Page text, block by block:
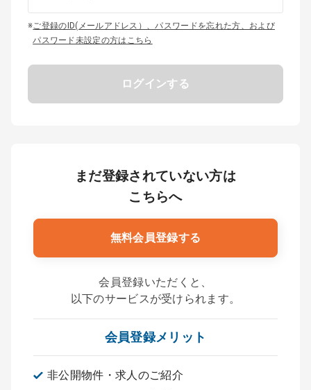
※ご登録のID(メールアドレス）、パスワードを忘れた方、および
パスワード未設定の方はこちら
ログインする
まだ登録されていない方は
こちらへ
無料会員登録する
会員登録いただくと、
以下のサービスが受けられます。
会員登録メリット
非公開物件・求人のご紹介